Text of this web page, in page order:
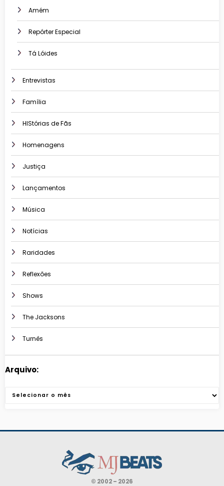
Amém
Repórter Especial
Tá Lóides
Entrevistas
Família
HIStórias de Fãs
Homenagens
Justiça
Lançamentos
Música
Notícias
Raridades
Reflexões
Shows
The Jacksons
Turnês
Arquivo:
Arquivos
© 2002 – 2026